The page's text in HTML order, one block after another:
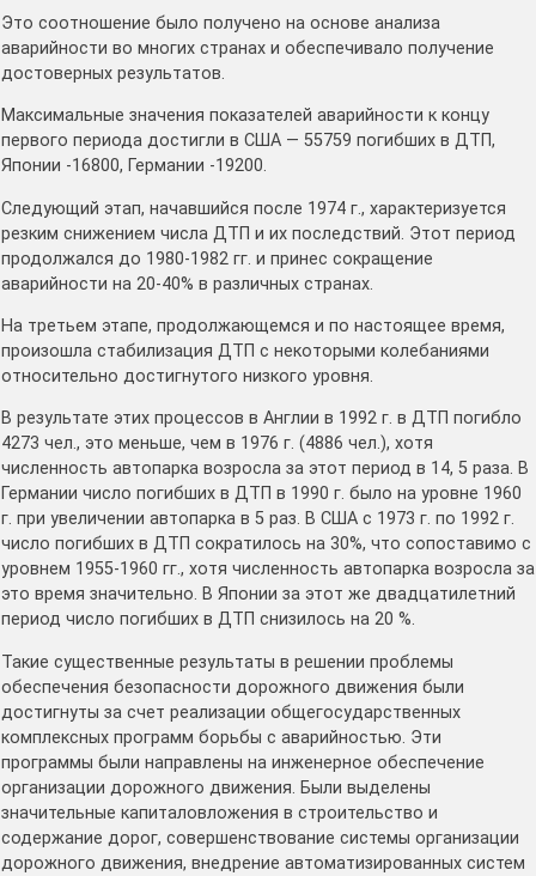
Это соотношение было получено на основе анализа
аварийности во многих странах и обеспечивало получение
достоверных результатов.
Максимальные значения показателей аварийности к концу
первого периода достигли в США — 55759 погибших в ДТП,
Японии -16800, Германии -19200.
Следующий этап, начавшийся после 1974 г., характеризуется
резким снижением числа ДТП и их последствий. Этот период
продолжался до 1980-1982 гг. и принес сокращение
аварийности на 20-40% в различных странах.
На третьем этапе, продолжающемся и по настоящее время,
произошла стабилизация ДТП с некоторыми колебаниями
относительно достигнутого низкого уровня.
В результате этих процессов в Англии в 1992 г. в ДТП погибло
4273 чел., это меньше, чем в 1976 г. (4886 чел.), хотя
численность автопарка возросла за этот период в 14, 5 раза. В
Германии число погибших в ДТП в 1990 г. было на уровне 1960
г. при увеличении автопарка в 5 раз. В США с 1973 г. по 1992 г.
число погибших в ДТП сократилось на 30%, что сопоставимо с
уровнем 1955-1960 гг., хотя численность автопарка возросла за
это время значительно. В Японии за этот же двадцатилетний
период число погибших в ДТП снизилось на 20 %.
Такие существенные результаты в решении проблемы
обеспечения безопасности дорожного движения были
достигнуты за счет реализации общегосударственных
комплексных программ борьбы с аварийностью. Эти
программы были направлены на инженерное обеспечение
организации дорожного движения. Были выделены
значительные капиталовложения в строительство и
содержание дорог, совершенствование системы организации
дорожного движения, внедрение автоматизированных систем